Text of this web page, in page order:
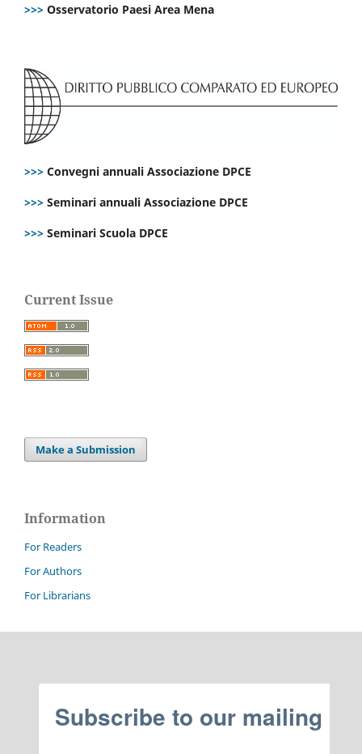
>>> Osservatorio Paesi Area Mena
>>> Convegni annuali Associazione DPCE
>>> Seminari annuali Associazione DPCE
>>> Seminari Scuola DPCE
Current Issue
Make a Submission
Information
For Readers
For Authors
For Librarians